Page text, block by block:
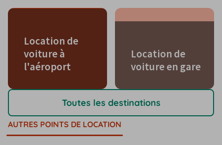
Location de
voiture à
l'aéroport
Location de
voiture en gare
Toutes les destinations
AUTRES POINTS DE LOCATION